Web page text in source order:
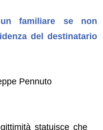
familiare se non
del destinatario
Pennuto
statuisce che